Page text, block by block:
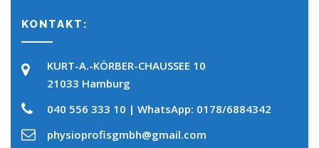
KONTAKT:
KURT-A.-KÖRBER-CHAUSSEE 10
21033 Hamburg
040 556 333 10 | WhatsApp: 0178/6884342
physioprofisgmbh@gmail.com